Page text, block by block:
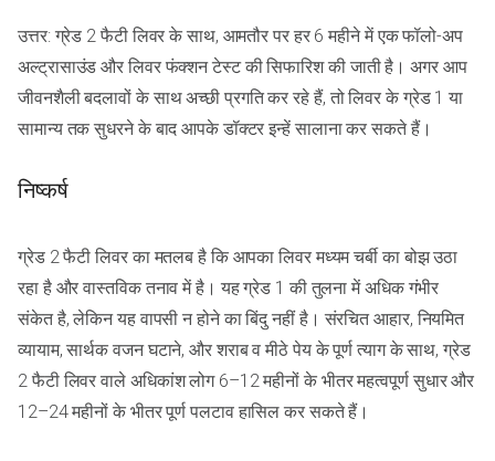
उत्तर: ग्रेड 2 फैटी लिवर के साथ, आमतौर पर हर 6 महीने में एक फॉलो-अप
अल्ट्रासाउंड और लिवर फंक्शन टेस्ट की सिफारिश की जाती है। अगर आप
जीवनशैली बदलावों के साथ अच्छी प्रगति कर रहे हैं, तो लिवर के ग्रेड 1 या
सामान्य तक सुधरने के बाद आपके डॉक्टर इन्हें सालाना कर सकते हैं।
निष्कर्ष
ग्रेड 2 फैटी लिवर का मतलब है कि आपका लिवर मध्यम चर्बी का बोझ उठा
रहा है और वास्तविक तनाव में है। यह ग्रेड 1 की तुलना में अधिक गंभीर
संकेत है, लेकिन यह वापसी न होने का बिंदु नहीं है। संरचित आहार, नियमित
व्यायाम, सार्थक वजन घटाने, और शराब व मीठे पेय के पूर्ण त्याग के साथ, ग्रेड
2 फैटी लिवर वाले अधिकांश लोग 6–12 महीनों के भीतर महत्वपूर्ण सुधार और
12–24 महीनों के भीतर पूर्ण पलटाव हासिल कर सकते हैं।